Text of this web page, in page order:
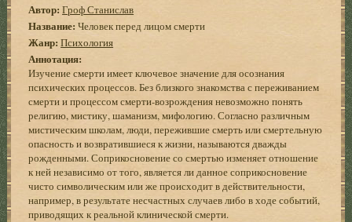
Автор: Гроф Станислав
Название: Человек перед лицом смерти
Жанр: Психология
Аннотация:
Изучение смерти имеет ключевое значение для осознания
психических процессов. Без близкого знакомства с переживанием
смерти и процессом смерти-возрождения невозможно понять
религию, мистику, шаманизм, мифологию. Согласно различным
мистическим школам, люди, пережившие смерть или смертельную
опасность и возвратившиеся к жизни, называются дважды
рожденными. Соприкосновение со смертью изменяет отношение
к ней независимо от того, является ли данное соприкосновение
чисто символическим или же происходит в действительности,
например, в результате несчастных случаев либо в ходе событий,
приводящих к реальной клинической смерти.